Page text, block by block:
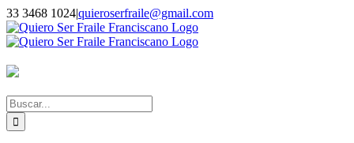
Saltar
al
contenido
Facebook
Instagram
YouTube
X
33 3468 1024|quieroserfraile@gmail.com
Buscar: